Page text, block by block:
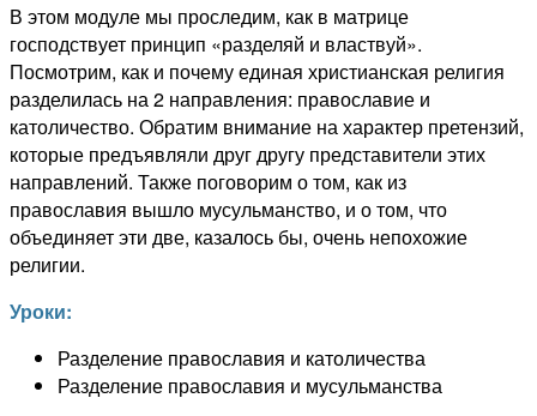
В этом модуле мы проследим, как в матрице
господствует принцип «разделяй и властвуй».
Посмотрим, как и почему единая христианская религия
разделилась на 2 направления: православие и
католичество. Обратим внимание на характер претензий,
которые предъявляли друг другу представители этих
направлений. Также поговорим о том, как из
православия вышло мусульманство, и о том, что
объединяет эти две, казалось бы, очень непохожие
религии.
Уроки:
Разделение православия и католичества
Разделение православия и мусульманства